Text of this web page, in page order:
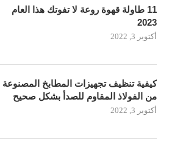
11 طاولة قهوة روعة لا تفوتك هذا العام
2023
أكتوبر 3, 2022
كيفية تنظيف تجهيزات المطابخ المصنوعة
من الفولاذ المقاوم للصدأ بشكل صحيح
أكتوبر 3, 2022